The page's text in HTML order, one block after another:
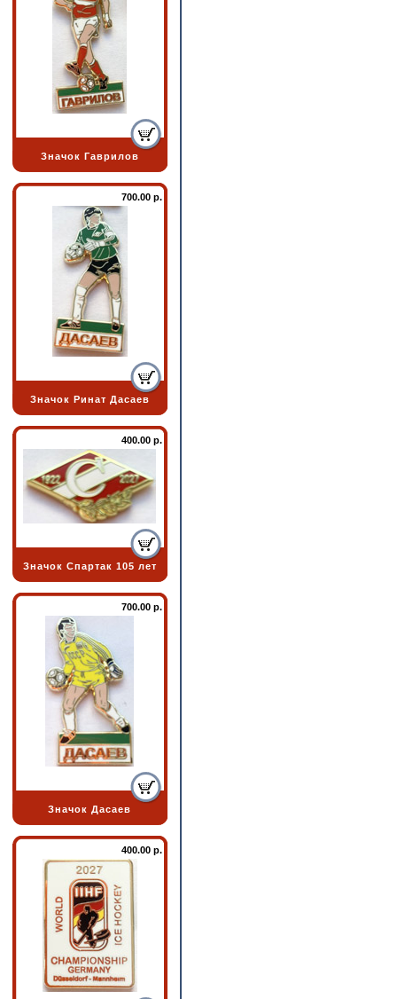
Значок Гаврилов
700.00 р.
Значок Ринат Дасаев
400.00 р.
Значок Спартак 105 лет
700.00 р.
Значок Дасаев
400.00 р.